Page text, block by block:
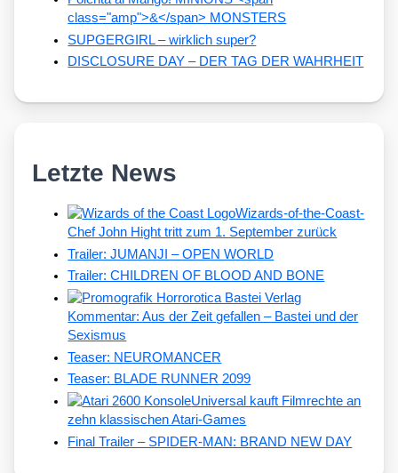
class="amp">&</span> MONSTERS
SUPGERGIRL – wirklich super?
DISCLOSURE DAY – DER TAG DER WAHRHEIT
Letzte News
Wizards-of-the-Coast-
Chef John Hight tritt zum 1. September zurück
Trailer: JUMANJI – OPEN WORLD
Trailer: CHILDREN OF BLOOD AND BONE
Kommentar: Aus der Zeit gefallen – Bastei und der
Sexismus
Teaser: NEUROMANCER
Teaser: BLADE RUNNER 2099
Universal kauft Filmrechte an
zehn klassischen Atari-Games
Final Trailer – SPIDER-MAN: BRAND NEW DAY